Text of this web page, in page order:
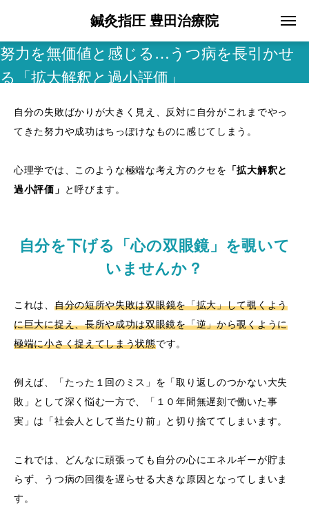
鍼灸指圧 豊田治療院
努力を無価値と感じる…うつ病を長引かせ
る「拡大解釈と過小評価」
自分の失敗ばかりが大きく見え、反対に自分がこれまでやっ
てきた努力や成功はちっぽけなものに感じてしまう。
心理学では、このような極端な考え方のクセを
「拡大解釈と
過小評価」
と呼びます。
自分を下げる「心の双眼鏡」を覗いて
いませんか？
これは、 自分の短所や失敗は双眼鏡を「拡大」して覗くよう
に巨大に捉え、長所や成功は双眼鏡を「逆」から覗くように
極端に小さく捉えてしまう状態です。
例えば、「たった１回のミス」を「取り返しのつかない大失
敗」として深く悩む一方で、「１０年間無遅刻で働いた事
実」は「社会人として当たり前」と切り捨ててしまいます。
これでは、どんなに頑張っても自分の心にエネルギーが貯ま
らず、うつ病の回復を遅らせる大きな原因となってしまいま
す。